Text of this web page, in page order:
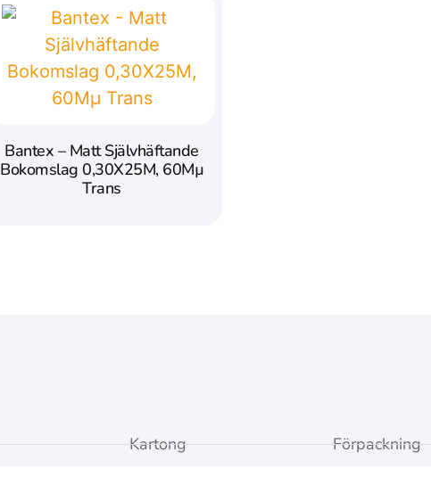
Bantex – Matt Självhäftande
Bokomslag 0,30X25M, 60Mµ
Trans
Kartong Förpackning